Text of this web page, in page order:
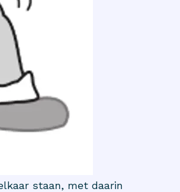
staan, met daarin